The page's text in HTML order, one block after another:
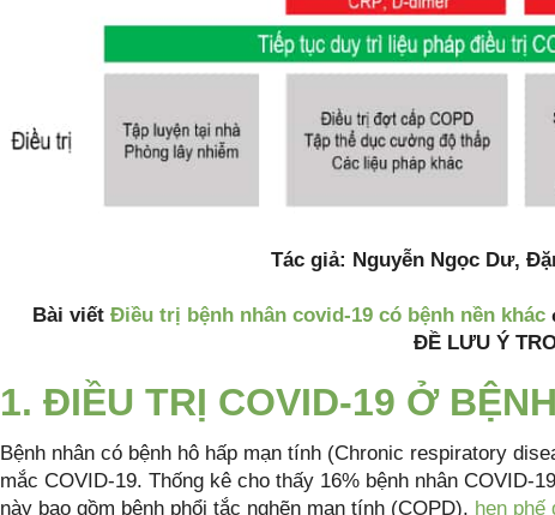
Tác giả: Nguyễn Ngọc Dư,
Bài viết Điều trị bệnh nhân covid-19 có bệnh nền khác
ĐỀ LƯU Ý
1. ĐIỀU TRỊ COVID-19 Ở
Bệnh nhân có bệnh hô hấp mạn tính (Chronic respiratory
mắc COVID-19. Thống kê cho thấy 16% bệnh nhân COVID-
này bao gồm bệnh phổi tắc nghẽn mạn tính (COPD), hen phế